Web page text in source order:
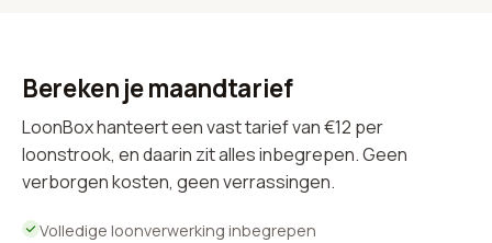
Bereken je maandtarief
LoonBox hanteert een vast tarief van €12 per
loonstrook, en daarin zit alles inbegrepen. Geen
verborgen kosten, geen verrassingen.
Volledige loonverwerking inbegrepen